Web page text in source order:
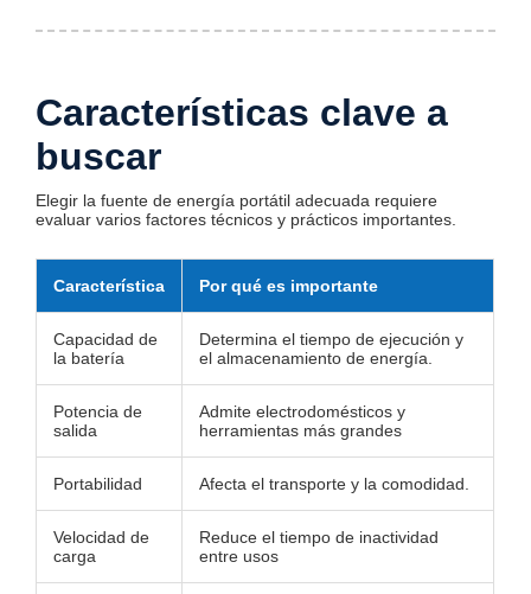
Características clave a
buscar
Elegir la fuente de energía portátil adecuada requiere
evaluar varios factores técnicos y prácticos importantes.
Característica Por qué es importante
Capacidad de
la batería
Determina el tiempo de ejecución y
el almacenamiento de energía.
Potencia de
salida
Admite electrodomésticos y
herramientas más grandes
Portabilidad Afecta el transporte y la comodidad.
Velocidad de
carga
Reduce el tiempo de inactividad
entre usos